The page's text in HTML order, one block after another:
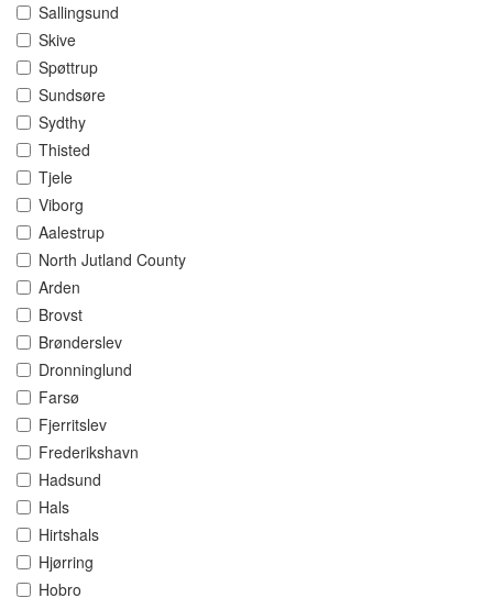
Sallingsund
Skive
Spøttrup
Sundsøre
Sydthy
Thisted
Tjele
Viborg
Aalestrup
North Jutland County
Arden
Brovst
Brønderslev
Dronninglund
Farsø
Fjerritslev
Frederikshavn
Hadsund
Hals
Hirtshals
Hjørring
Hobro